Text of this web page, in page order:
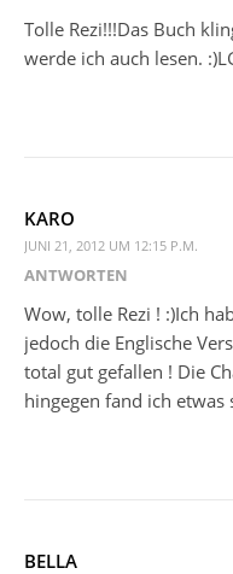
Tolle Rezi!!!Das Buch
werde ich auch lesen.
KARO
JUNI 21, 2012 UM 12:15 P.M.
ANTWORTEN
Wow, tolle Rezi ! :)Ich
jedoch die Englische
total gut gefallen ! Die
hingegen fand ich etwas
BELLA